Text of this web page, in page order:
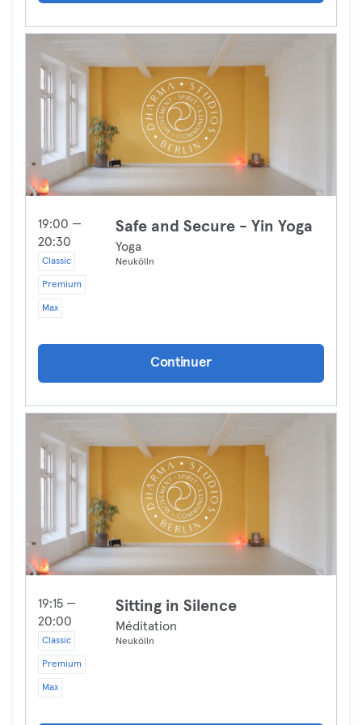
19:00 —
20:30
Classic
Premium
Max
Safe and Secure - Yin Yoga
Yoga
Neukölln
Continuer
19:15 —
20:00
Classic
Premium
Max
Sitting in Silence
Méditation
Neukölln